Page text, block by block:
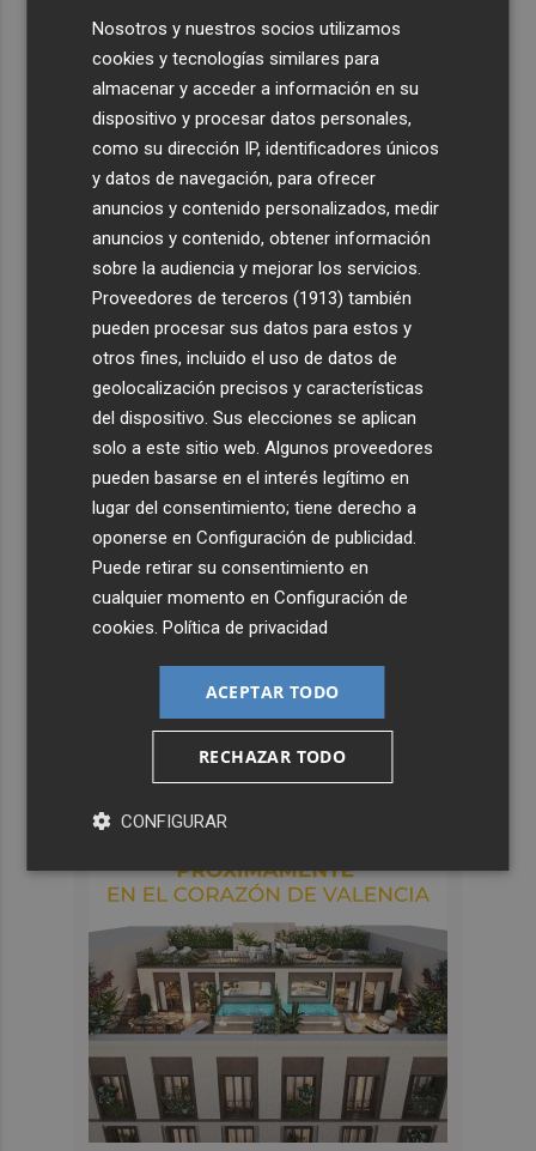
Nosotros y nuestros socios utilizamos
cookies y tecnologías similares para
almacenar y acceder a información en su
dispositivo y procesar datos personales,
como su dirección IP, identificadores únicos
y datos de navegación, para ofrecer
anuncios y contenido personalizados, medir
anuncios y contenido, obtener información
sobre la audiencia y mejorar los servicios.
Proveedores de terceros (1913) también
pueden procesar sus datos para estos y
otros fines, incluido el uso de datos de
geolocalización precisos y características
del dispositivo. Sus elecciones se aplican
solo a este sitio web. Algunos proveedores
pueden basarse en el interés legítimo en
lugar del consentimiento; tiene derecho a
oponerse enConfiguración de publicidad.
Puede retirar su consentimiento en
cualquier momento enConfiguración de
cookies.Política de privacidad
ACEPTAR TODO
RECHAZAR TODO
CONFIGURAR